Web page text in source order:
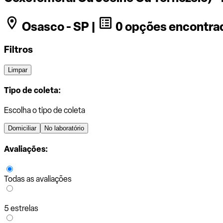
Osasco - SP |
0 opções
Filtros
Limpar
Tipo de coleta:
Escolha o tipo de coleta
Domiciliar No laboratório
Avaliações:
Todas as avaliações
5 estrelas